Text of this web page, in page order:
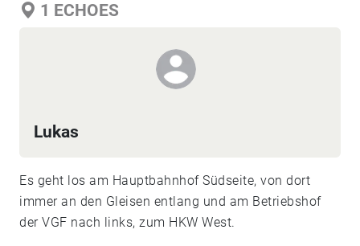
1 ECHOES
Lukas
Es geht los am Hauptbahnhof Südseite, von dort
immer an den Gleisen entlang und am Betriebshof
der VGF nach links, zum HKW West.